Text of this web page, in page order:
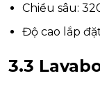
Chiều sâu:
Độ cao lắp
3.3